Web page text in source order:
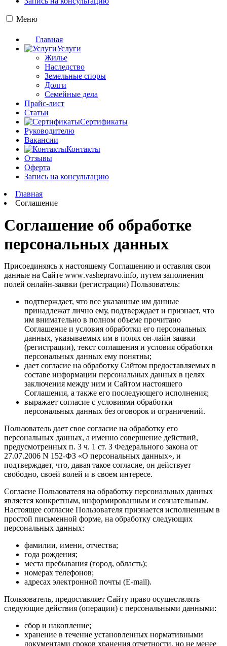
Меню
Главная
Услуги
Жилье
Наследство
Земельные споры
Долги
Семейные дела
Прайс-лист
Статьи
Сертификаты
Руководителю
Вакансии
Контакты
Отзывы
Оферта
Запись на консультацию
Главная
Соглашение
Соглашение об обработке
персональных данных
Присоединяясь к настоящему Соглашению и оставляя свои
данные на Сайте www.vashepravo.info, путем заполнения
полей онлайн-заявки (регистрации) Пользователь:
подтверждает, что все указанные им данные
принадлежат лично ему, подтверждает и признает, что
им внимательно в полном объеме прочитано
Соглашение и условия обработки его персональных
данных, указываемых им в полях он-лайн заявки
(регистрации), текст соглашения и условия обработки
персональных данных ему понятны;
дает согласие на обработку Сайтом предоставляемых в
составе информации персональных данных в целях
заключения между ним и Сайтом настоящего
Соглашения, а также его последующего исполнения;
выражает согласие с условиями обработки
персональных данных без оговорок и ограничений.
Пользователь дает свое согласие на обработку его
персональных данных, а именно совершение действий,
предусмотренных п. 3 ч. 1 ст. 3 Федерального закона от
27.07.2006 N 152-ФЗ «О персональных данных», и
подтверждает, что, давая такое согласие, он действует
свободно, своей волей и в своем интересе.
Согласие Пользователя на обработку персональных данных
является конкретным, информированным и сознательным.
Настоящее согласие Пользователя признается исполненным в
простой письменной форме, на обработку следующих
персональных данных:
фамилии, имени, отчества;
года рождения;
места пребывания (город, область);
номерах телефонов;
адресах электронной почты (E-mail).
Пользователь, предоставляет Cайту право осуществлять
следующие действия (операции) с персональными данными:
сбор и накопление;
хранение в течение установленных нормативными
документами сроков хранения отчетности, но не менее